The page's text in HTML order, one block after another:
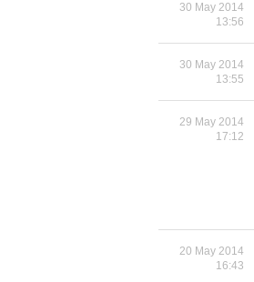
30 May 2014
13:56
30 May 2014
13:55
29 May 2014
17:12
20 May 2014
16:43